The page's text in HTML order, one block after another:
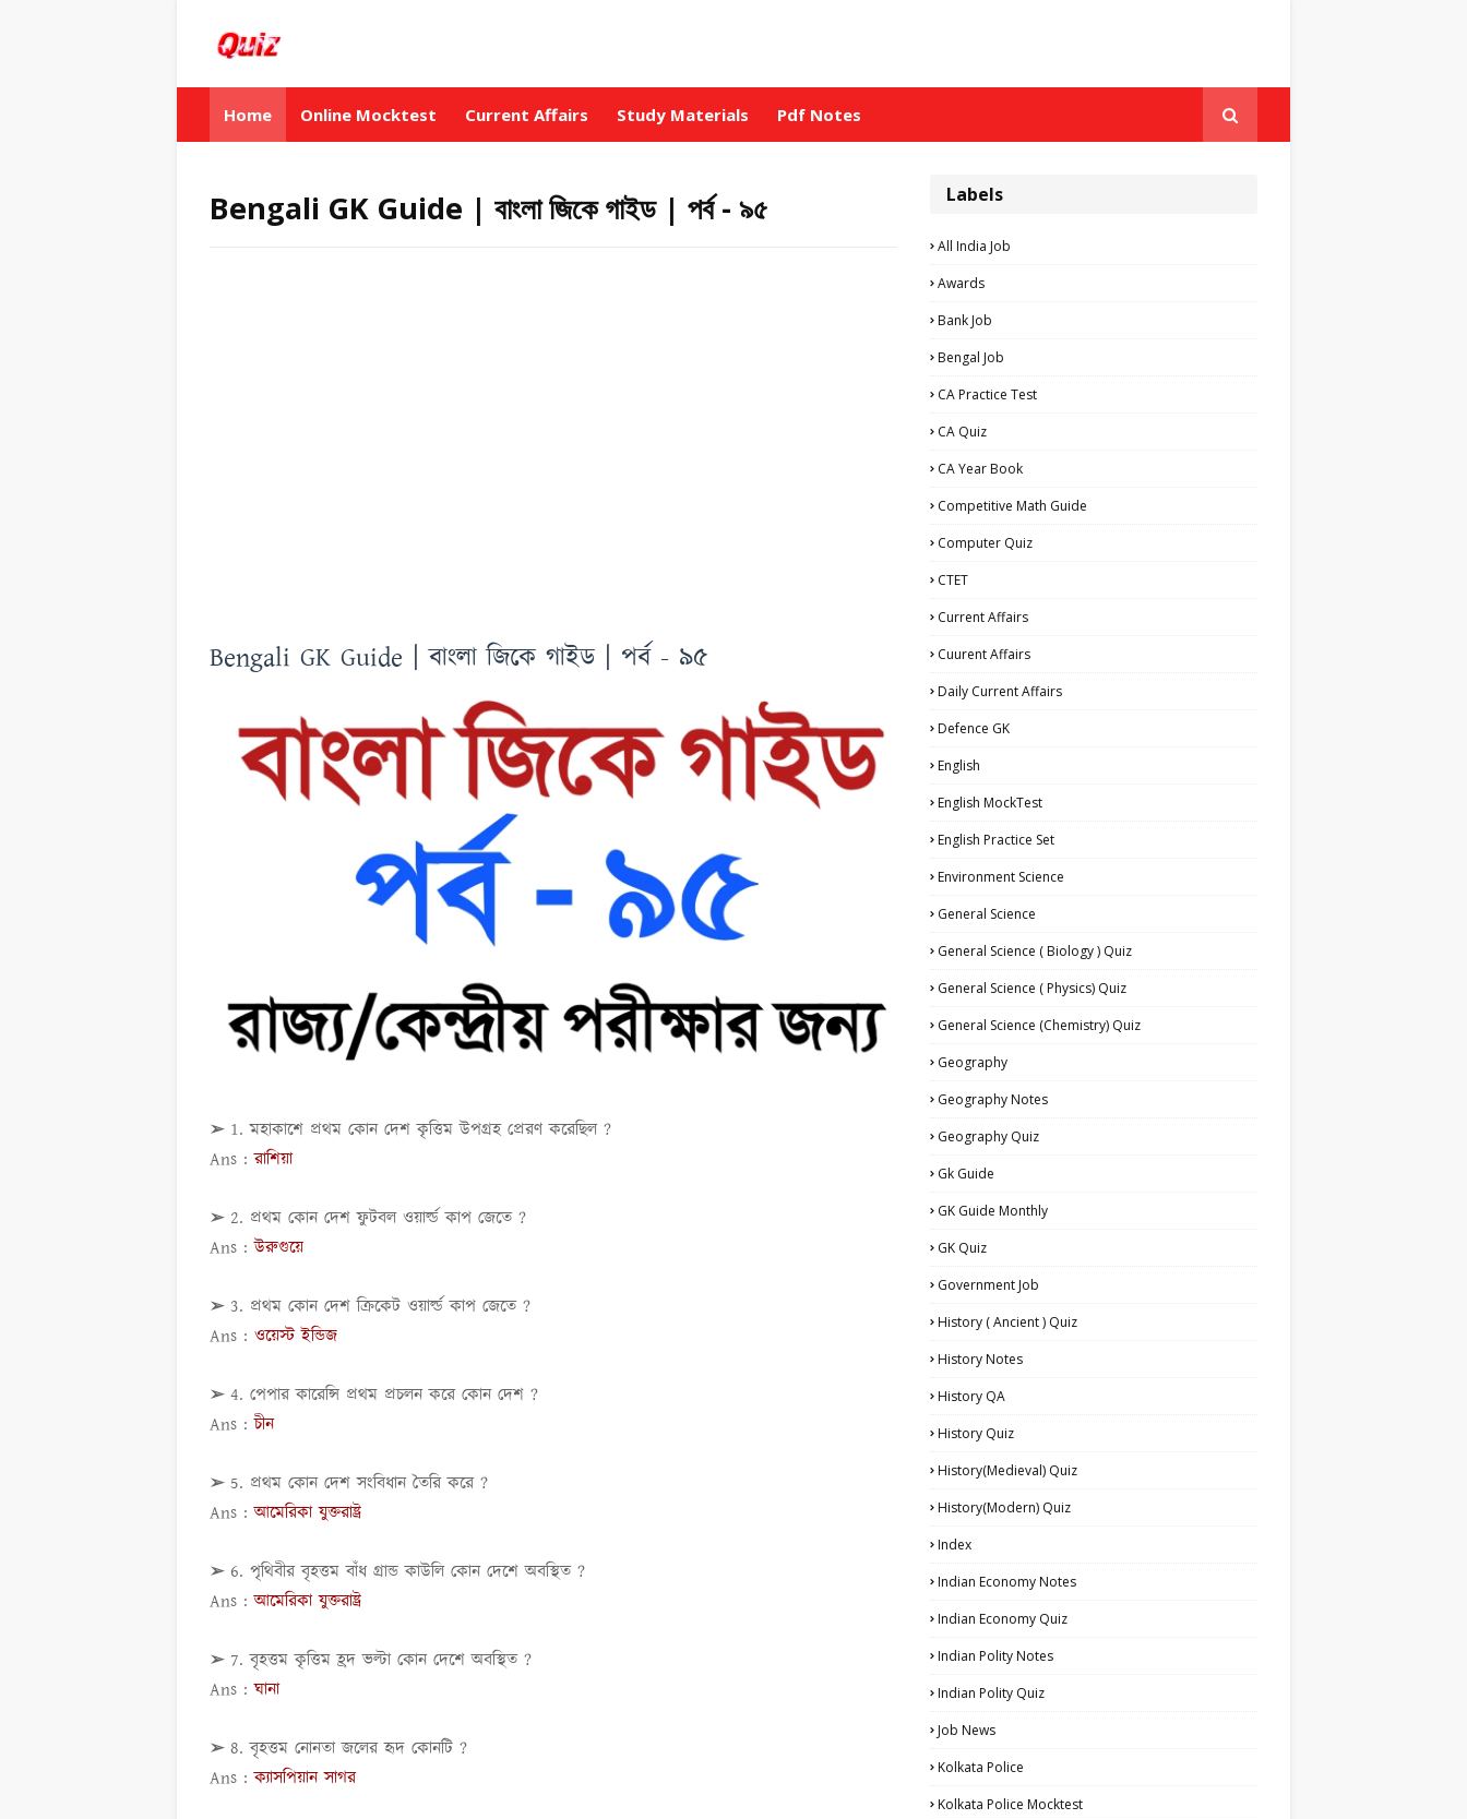
Home Online Mocktest Current Affairs Study Materials Pdf Notes
Bengali GK Guide | বাংলা জিকে গাইড | পর্ব - ৯৫
Bengali GK Guide | বাংলা জিকে গাইড | পর্ব - ৯৫
➢ 1. মহাকাশে প্রথম কোন দেশ কৃত্তিম উপগ্রহ প্রেরণ করেছিল ?
Ans :রাশিয়া
➢ 2. প্রথম কোন দেশ ফুটবল ওয়ার্ল্ড কাপ জেতে ?
Ans :উরুগুয়ে
➢ 3. প্রথম কোন দেশ ক্রিকেট ওয়ার্ল্ড কাপ জেতে ?
Ans : ওয়েস্ট ইন্ডিজ
➢ 4. পেপার কারেন্সি প্রথম প্রচলন করে কোন দেশ ?
Ans :চীন
➢ 5. প্রথম কোন দেশ সংবিধান তৈরি করে ?
Ans :আমেরিকা যুক্তরাষ্ট্র
➢ 6. পৃথিবীর বৃহত্তম বাঁধ গ্রান্ড কাউলি কোন দেশে অবস্থিত ?
Ans :আমেরিকা যুক্তরাষ্ট্র
➢ 7. বৃহত্তম কৃত্তিম হ্রদ ভল্টা কোন দেশে অবস্থিত ?
Ans :ঘানা
➢ 8. বৃহত্তম নোনতা জলের হৃদ কোনটি ?
Ans :ক্যাসপিয়ান সাগর
Labels
All India Job
Awards
Bank Job
Bengal Job
CA Practice Test
CA Quiz
CA Year Book
Competitive Math Guide
Computer Quiz
CTET
Current Affairs
Cuurent Affairs
Daily Current Affairs
Defence GK
English
English MockTest
English Practice Set
Environment Science
General Science
General Science ( Biology ) Quiz
General Science ( Physics) Quiz
General Science (Chemistry) Quiz
Geography
Geography Notes
Geography Quiz
Gk Guide
GK Guide Monthly
GK Quiz
Government Job
History ( Ancient ) Quiz
History Notes
History QA
History Quiz
History(Medieval) Quiz
History(Modern) Quiz
Index
Indian Economy Notes
Indian Economy Quiz
Indian Polity Notes
Indian Polity Quiz
Job News
Kolkata Police
Kolkata Police Mocktest